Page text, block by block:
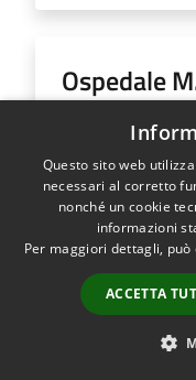
Ospedale
Generale
Indirizzo
Ospedale M.O.
LEGGI DI PIÙ
Questo sito web
necessari al corretto
nonché un cookie
informazioni
Per maggiori dettagli,
ACCETTA